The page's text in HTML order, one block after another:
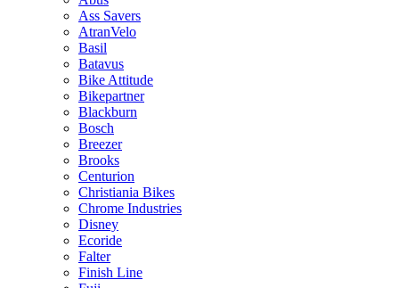
Ass Savers
AtranVelo
Basil
Batavus
Bike Attitude
Bikepartner
Blackburn
Bosch
Breezer
Brooks
Centurion
Christiania Bikes
Chrome Industries
Disney
Ecoride
Falter
Finish Line